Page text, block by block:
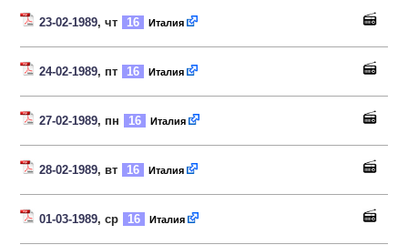
23-02-1989, чт 16 Италия
24-02-1989, пт 16 Италия
27-02-1989, пн 16 Италия
28-02-1989, вт 16 Италия
01-03-1989, ср 16 Италия